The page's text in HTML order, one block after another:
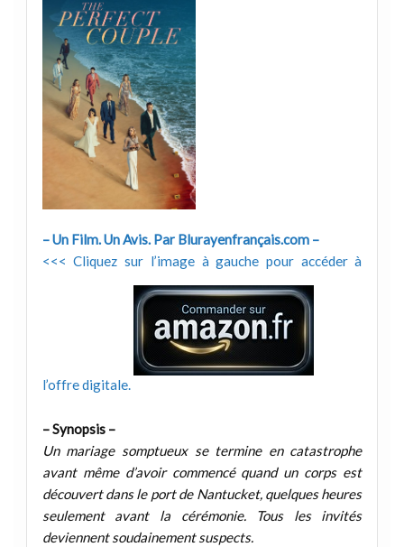
– Un Film. Un Avis. Par Blurayenfrançais.com –
<<< Cliquez sur l’image à gauche pour accéder à
l’offre digitale.
– Synopsis –
Un mariage somptueux se termine en catastrophe
avant même d’avoir commencé quand un corps est
découvert dans le port de Nantucket, quelques heures
seulement avant la cérémonie. Tous les invités
deviennent soudainement suspects.